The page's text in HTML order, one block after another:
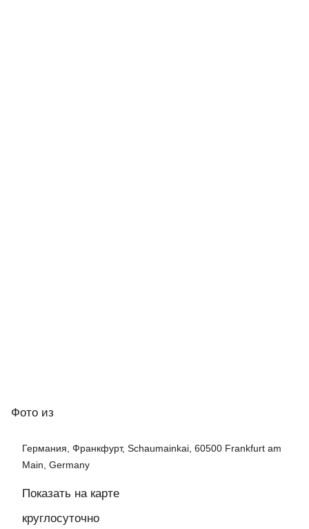
Фото из
Германия, Франкфурт, Schaumainkai, 60500 Frankfurt am
Main, Germany
Показать на карте
круглосуточно